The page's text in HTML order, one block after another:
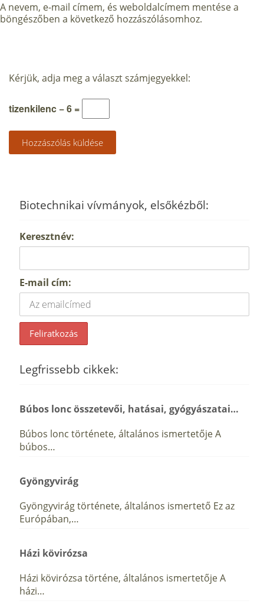
A nevem, e-mail címem, és weboldalcímem mentése a
böngészőben a következő hozzászólásomhoz.
Kérjük, adja meg a választ számjegyekkel:
tizenkilenc − 6 =
Biotechnikai vívmányok, elsőkézből:
Keresztnév:
E-mail cím:
Legfrissebb cikkek:
Búbos lonc összetevői, hatásai, gyógyászatai…
Búbos lonc története, általános ismertetője A
búbos…
Gyöngyvirág
Gyöngyvirág története, általános ismertető Ez az
Európában,…
Házi kövirózsa
Házi kövirózsa történe, általános ismertetője A
házi…